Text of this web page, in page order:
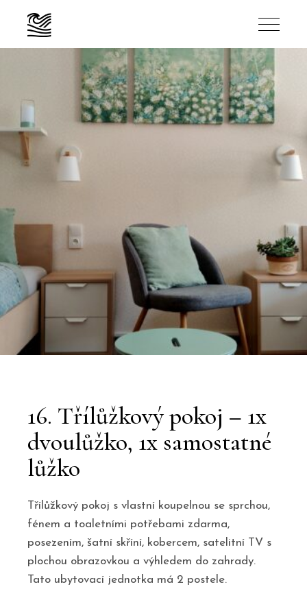
16. Třílůžkový pokoj – 1x
dvoulůžko, 1x samostatné
lůžko
Třílůžkový pokoj s vlastní koupelnou se sprchou,
fénem a toaletními potřebami zdarma,
posezením, šatní skříní, kobercem, satelitní TV s
plochou obrazovkou a výhledem do zahrady.
Tato ubytovací jednotka má 2 postele.